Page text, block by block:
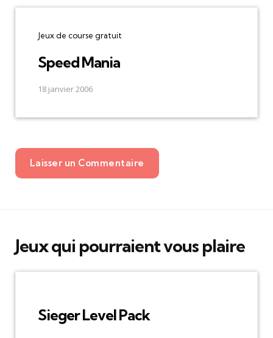
Jeux de course gratuit
Speed Mania
18 janvier 2006
Laisser un Commentaire
Jeux qui pourraient vous plaire
Sieger Level Pack